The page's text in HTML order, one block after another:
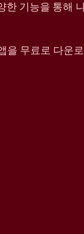
한 기능을 통해
을 무료로 다운